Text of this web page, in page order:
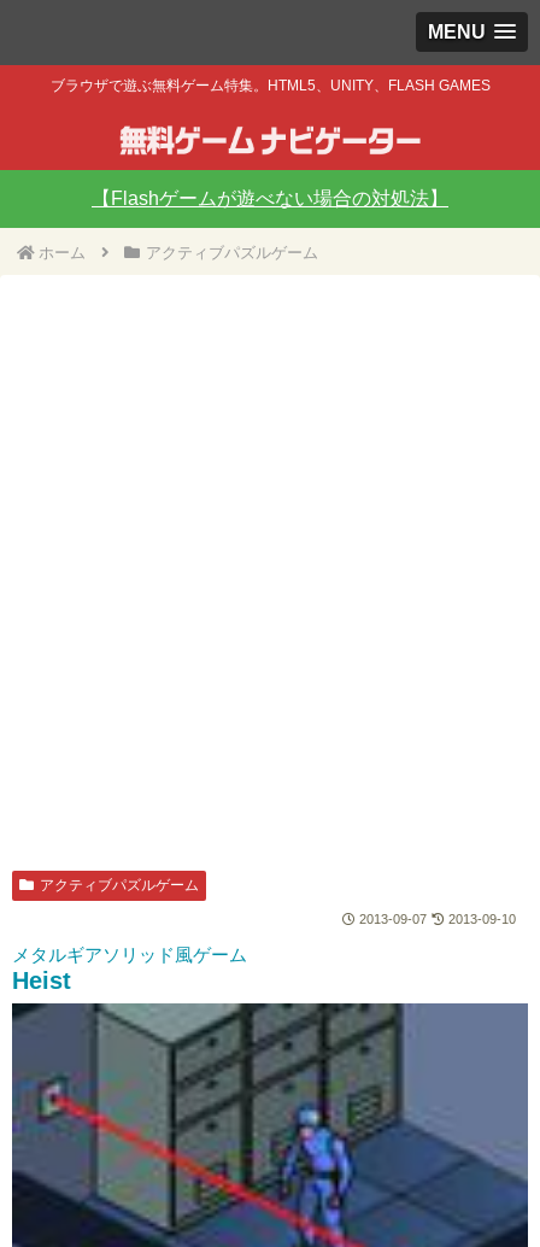
MENU
ブラウザで遊ぶ無料ゲーム特集。HTML5、UNITY、FLASH GAMES
【Flashゲームが遊べない場合の対処法】
ホーム アクティブパズルゲーム
アクティブパズルゲーム
2013-09-07 2013-09-10
メタルギアソリッド風ゲーム
Heist